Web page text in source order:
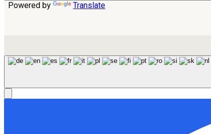
Powered by Translate